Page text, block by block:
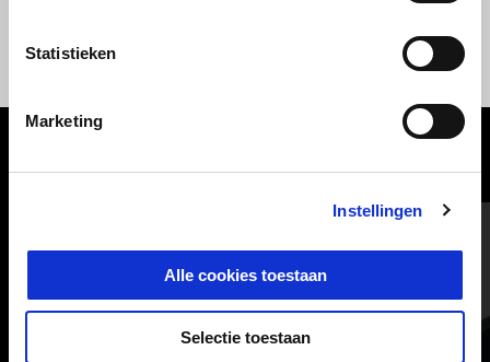
Statistieken
Marketing
Instellingen
Alle cookies toestaan
Selectie toestaan